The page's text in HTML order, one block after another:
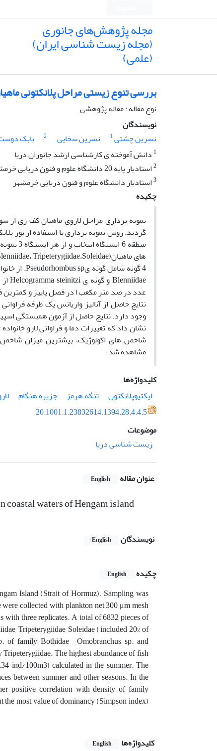
مجله پژوهش‌های جانوری
(مجله زیست شناسی ایران)
(علمی)
بررسی تنوع زیستی مراحل پلانکتونی
نوع مقاله : مقاله پژوهشی
نویسندگان
نسرین چشتی1 نسرین سخایی 2 بابک
1 دانش آموخته ی کارشناسی ارشد جانوران دریا
2استادیار پایه 20 دانشگاه علوم و فنون دریایی خرمشهر
3استادیار دانشگاه علوم و فنون دریایی خرمشهر
چکیده
وجود دارد. نتایج حاصل از آزمون همبستگی
شاخص های اکولوژیک، بیشترین میزان
مشاهده شد.
کلیدواژه‌ها
ایکتیوپلانکتون
تنگه هرمز جزیره هنگام
20.1001.1.23832614.1394.28.4.4.5
موضوعات
زیست شناسی دریا
عنوان مقاله English
waters of Hengam island
نویسندگان English
چکیده English
Island (Strait of Hormuz). Sampling was
collected with plankton net 300 μm mesh
with three replicates. A total of 6832 pieces of
Tripeterygiidae, Soleidae ) included 20% of
of family Bothidae , Omobranchus sp. and
The highest abundance of fish
ind/100m3) calculated in the summer. The
between summer and other seasons. In the
positive correlation with density of family
most value of dominancy (Simpson index)
کلیدواژه‌ها
English